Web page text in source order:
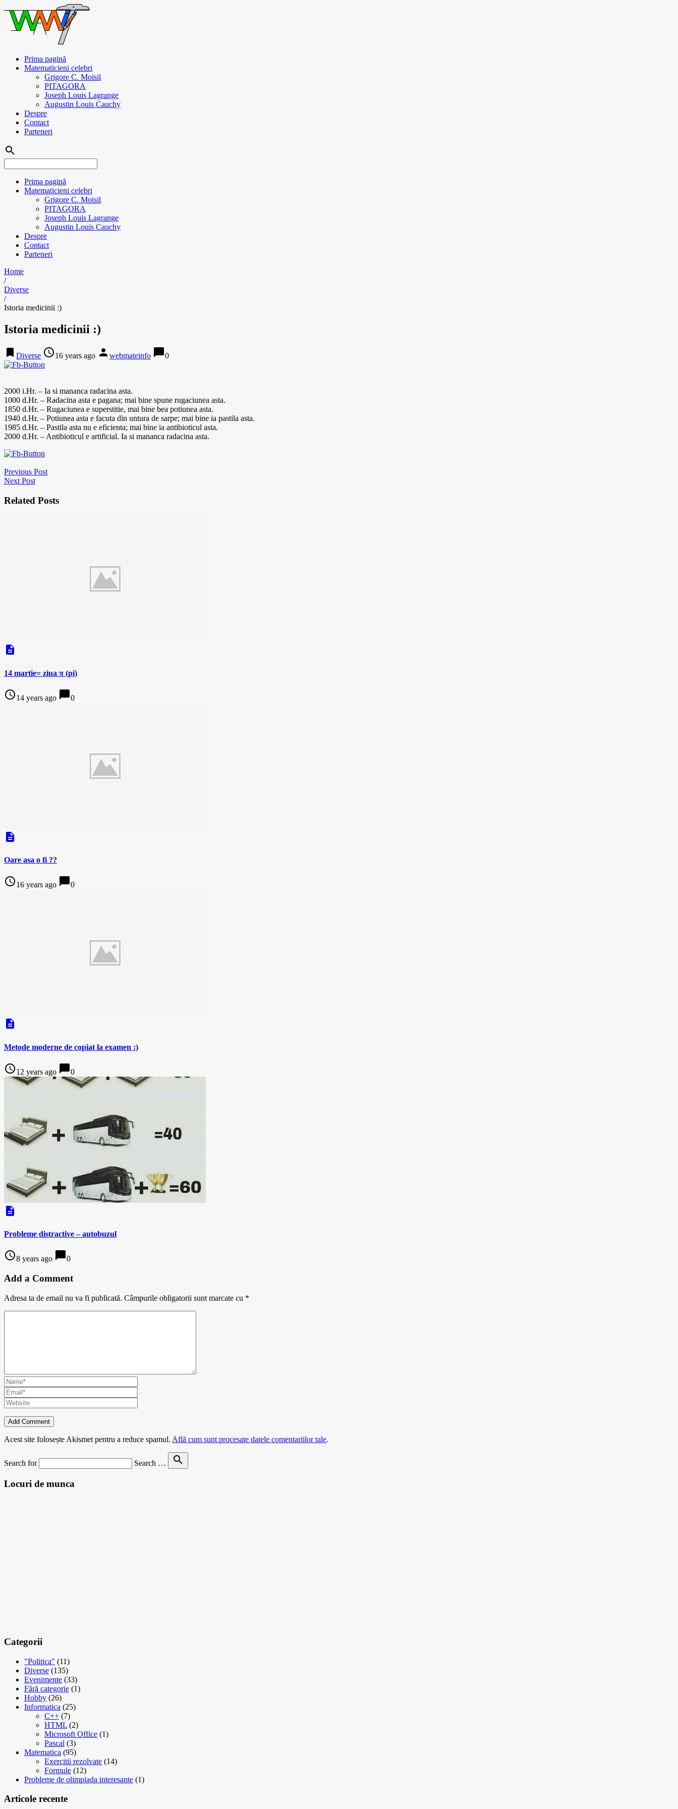
Prima pagină
Matematicieni celebri
Grigore C. Moisil
PITAGORA
Joseph Louis Lagrange
Augustin Louis Cauchy
Despre
Contact
Parteneri
search
Prima pagină
Matematicieni celebri
Grigore C. Moisil
PITAGORA
Joseph Louis Lagrange
Augustin Louis Cauchy
Despre
Contact
Parteneri
Home
/
Diverse
/
Istoria medicinii :)
Istoria medicinii :)
bookmark Diverse access_time16 years ago person webmateinfo chat_bubble0
2000 i.Hr. – Ia si mananca radacina asta.
1000 d.Hr. – Radacina asta e pagana; mai bine spune rugaciunea asta.
1850 d.Hr. – Rugaciunea e superstitie, mai bine bea potiunea asta.
1940 d.Hr. – Potiunea asta e facuta din untura de sarpe; mai bine ia pastila asta.
1985 d.Hr. – Pastila asta nu e eficienta; mai bine ia antibioticul asta.
2000 d.Hr. – Antibioticul e artificial. Ia si mananca radacina asta.
Previous Post
Next Post
Related Posts
description
14 martie= ziua π (pi)
access_time14 years ago chat_bubble0
description
Oare asa o fi ??
access_time16 years ago chat_bubble0
description
Metode moderne de copiat la examen :)
access_time12 years ago chat_bubble0
description
Probleme distractive – autobuzul
access_time8 years ago chat_bubble0
Add a Comment
Adresa ta de email nu va fi publicată. Câmpurile obligatorii sunt marcate cu *
Acest site folosește Akismet pentru a reduce spamul. Află cum sunt procesate datele comentariilor tale.
Search for Search … search
Locuri de munca
Categorii
"Politica" (11)
Diverse (135)
Evenimente (33)
Fără categorie (1)
Hobby (26)
Informatica (25)
C++ (7)
HTML (2)
Microsoft Office (1)
Pascal (3)
Matematica (95)
Exercitii rezolvate (14)
Formule (12)
Probleme de olimpiada interesante (1)
Articole recente